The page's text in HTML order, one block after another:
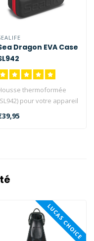
Dragon EVA Case
thermoformée
pour votre appareil
lumière et autres
LUCAS CHOICE